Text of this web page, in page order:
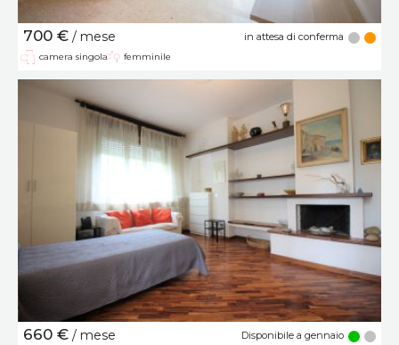
700 € / mese in attesa di conferma
camera singola femminile
660 € / mese Disponibile a gennaio